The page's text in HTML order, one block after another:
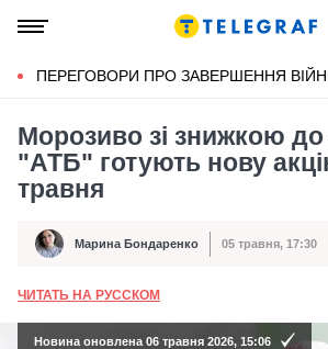
ПЕРЕГОВОРИ ПРО ЗАВЕРШЕННЯ
Морозиво зі знижкою до
"АТБ" готують нову
травня
Автор Марина Бондаренко
Дата публікації 05 травня, 17:30
ЧИТАТЬ НА РУССКОМ
Новина оновлена 06 травня 2026, 15:06